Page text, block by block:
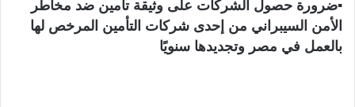
▪︎ضرورة حصول الشركات على وثيقة تأمين ضد مخاطر
الأمن السيبراني من إحدى شركات التأمين المرخص لها
بالعمل في مصر وتجديدها سنويًا